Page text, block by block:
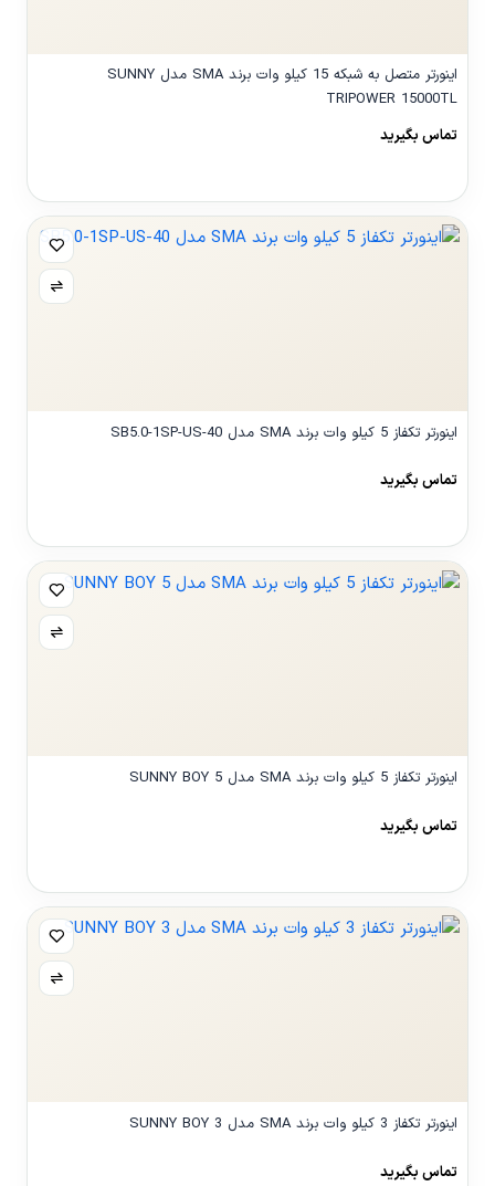
اینورتر متصل به شبکه 15 کیلو وات برند SMA مدل SUNNY
TRIPOWER 15000TL
تماس بگیرید
اینورتر تکفاز 5 کیلو وات برند SMA مدل SB5.0-1SP-US-40
تماس بگیرید
اینورتر تکفاز 5 کیلو وات برند SMA مدل SUNNY BOY 5
تماس بگیرید
اینورتر تکفاز 3 کیلو وات برند SMA مدل SUNNY BOY 3
تماس بگیرید